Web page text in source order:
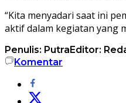
“Kita menyadari saat ini
aktif dalam kegiatan yang
Penulis: PutraEditor:
Komentar